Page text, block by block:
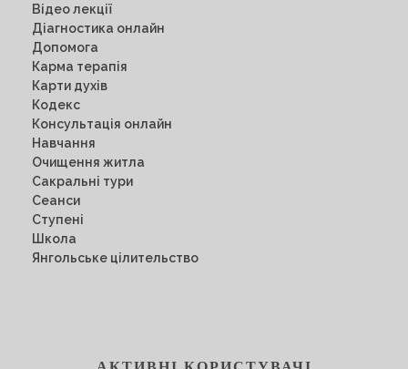
Відео лекції
Діагностика онлайн
Допомога
Карма терапія
Карти духів
Кодекс
Консультація онлайн
Навчання
Очищення житла
Сакральні тури
Сеанси
Ступені
Школа
Янгольське цілительство